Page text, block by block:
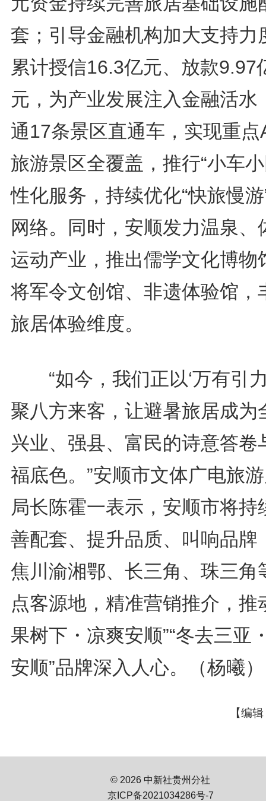
套；引导金融机构加大支持力
累计授信16.3亿元、放款9.97
元，为产业发展注入金融活水
通17条景区直通车，实现重点
旅游景区全覆盖，推行“小车
性化服务，持续优化“快旅慢
网络。同时，安顺发力温泉、
运动产业，推出儒学文化博物
将军令文创馆、非遗体验馆，
旅居体验维度。
“如今，我们正以‘万有引力
聚八方来客，让避暑旅居成为
兴业、强县、富民的诗意答卷
福底色。”安顺市文体广电旅
局长陈霍一表示，安顺市将持
善配套、提升品质、叫响品牌
焦川渝湘鄂、长三角、珠三角
点客源地，精准营销推介，推
果树下・凉爽安顺”“冬去三亚
安顺”品牌深入人心。（杨曦）
【编
© 2026 中新社贵州分社
京ICP备2021034286号-7